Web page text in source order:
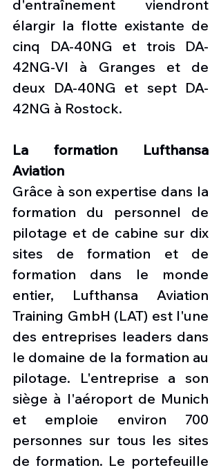
d'entraînement viendront
élargir la flotte existante de
cinq DA-40NG et trois DA-
42NG-VI à Granges et de
deux DA-40NG et sept DA-
42NG à Rostock.
La formation Lufthansa
Aviation
Grâce à son expertise dans la
formation du personnel de
pilotage et de cabine sur dix
sites de formation et de
formation dans le monde
entier, Lufthansa Aviation
Training GmbH (LAT) est l'une
des entreprises leaders dans
le domaine de la formation au
pilotage. L'entreprise a son
siège à l'aéroport de Munich
et emploie environ 700
personnes sur tous les sites
de formation. Le portefeuille